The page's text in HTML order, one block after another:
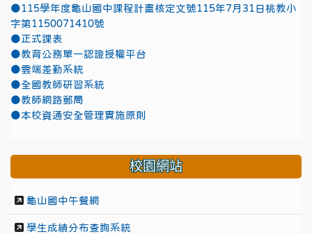
●115學年度龜山國中課程計畫核定文號115年7月31日桃教小
字第1150071410號
●正式課表
●教育公務單一認證授權平台
●雲端差勤系統
●全國教師研習系統
●教師網路郵局
●本校資通安全管理實施原則
校園網站
龜山國中午餐網
學生成績分布查詢系統